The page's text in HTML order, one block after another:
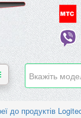
до продуктів